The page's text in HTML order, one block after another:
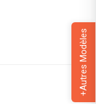
+Autres Modèles